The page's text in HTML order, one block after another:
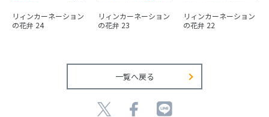
リィンカーネーション
の花弁 24
リィンカーネーション
の花弁 23
リィンカーネーション
の花弁 22
一覧へ戻る